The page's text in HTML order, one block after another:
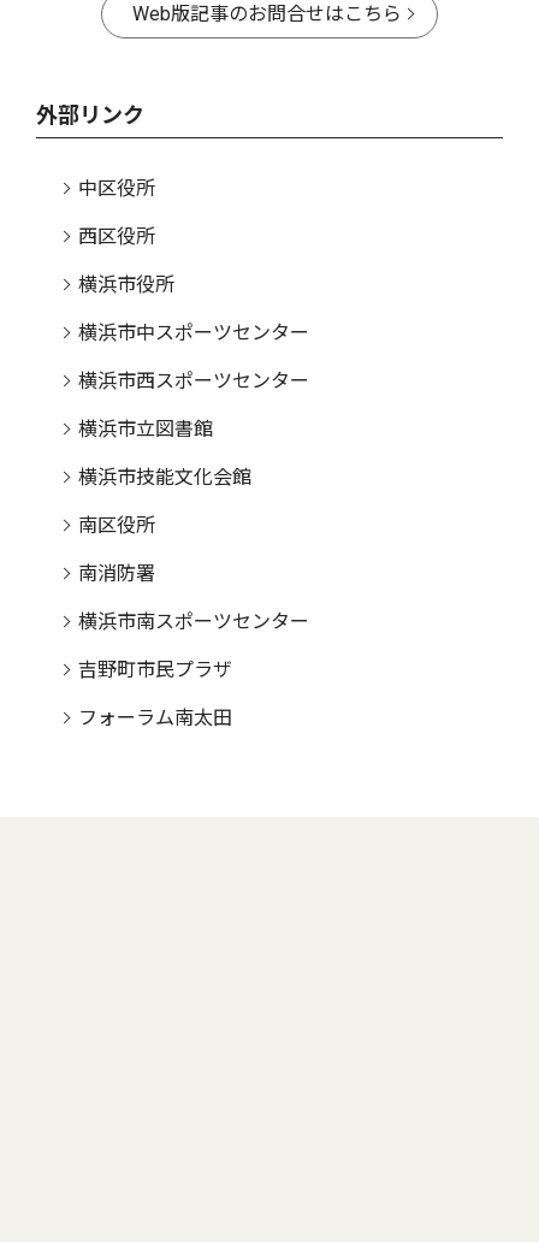
Web版記事のお問合せはこちら
外部リンク
中区役所
西区役所
横浜市役所
横浜市中スポーツセンター
横浜市西スポーツセンター
横浜市立図書館
横浜市技能文化会館
南区役所
南消防署
横浜市南スポーツセンター
吉野町市民プラザ
フォーラム南太田